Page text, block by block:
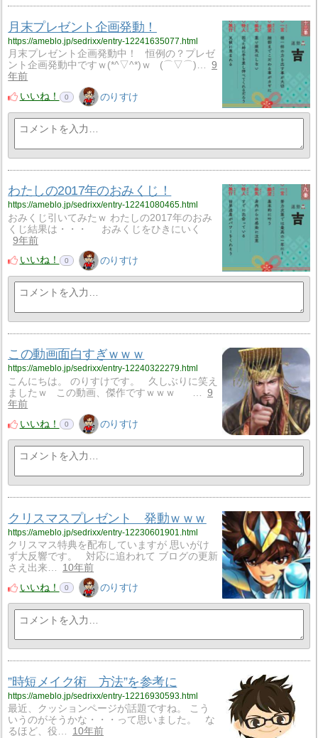
月末プレゼント企画発動！
https://ameblo.jp/sedrixx/entry-12241635077.html
月末プレゼント企画発動中！ 恒例の？プレゼ
ント企画発動中ですｗ(*^▽^*)ｗ (⌒▽⌒)…
9
年前
いいね！
0 のりすけ
わたしの2017年のおみくじ！
https://ameblo.jp/sedrixx/entry-12241080465.html
おみくじ引いてみたｗ わたしの2017年のおみ
くじ結果は・・・ おみくじをひきにいく
9年前
いいね！
0 のりすけ
この動画面白すぎｗｗｗ
https://ameblo.jp/sedrixx/entry-12240322279.html
こんにちは。 のりすけです。 久しぶりに笑え
ましたｗ この動画、傑作ですｗｗｗ …
9
年前
いいね！
0 のりすけ
クリスマスプレゼント 発動ｗｗｗ
https://ameblo.jp/sedrixx/entry-12230601901.html
クリスマス特典を配布していますが 思いがけ
ず大反響です。 対応に追われて ブログの更新
さえ出来…
10年前
いいね！
0 のりすけ
”時短メイク術 方法”を参考に
https://ameblo.jp/sedrixx/entry-12216930593.html
最近、クッションページが話題ですね。 こう
いうのがそうかな・・・って思いました。 な
るほど、役…
10年前